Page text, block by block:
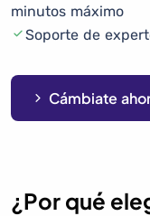
minutos máximo
Soporte de
Cámbiate
¿Por qué